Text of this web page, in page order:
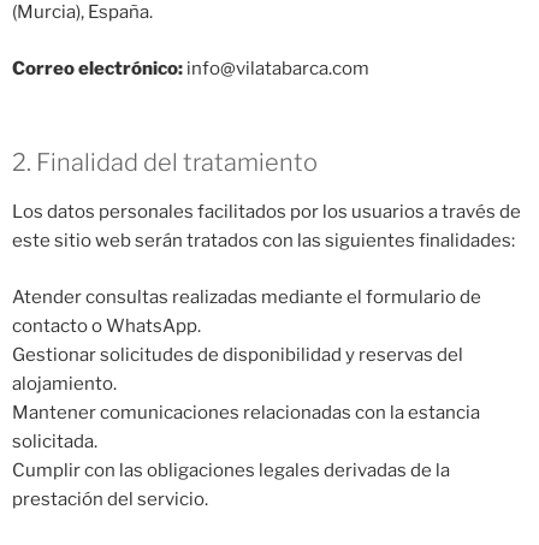
(Murcia), España.
Correo electrónico: info@vilatabarca.com
2. Finalidad del tratamiento
Los datos personales facilitados por los usuarios a través de
este sitio web serán tratados con las siguientes finalidades:
Atender consultas realizadas mediante el formulario de
contacto o WhatsApp.
Gestionar solicitudes de disponibilidad y reservas del
alojamiento.
Mantener comunicaciones relacionadas con la estancia
solicitada.
Cumplir con las obligaciones legales derivadas de la
prestación del servicio.